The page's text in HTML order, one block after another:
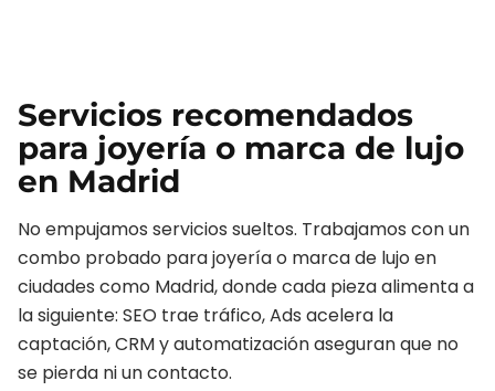
Servicios recomendados
para joyería o marca de lujo
en Madrid
No empujamos servicios sueltos. Trabajamos con un
combo probado parajoyería o marca de lujo en
ciudades como Madrid, donde cada pieza alimenta a
la siguiente: SEO trae tráfico, Ads acelera la
captación, CRM y automatización aseguran que no
se pierda ni un contacto.